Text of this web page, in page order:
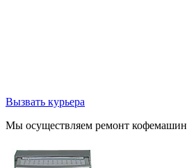
Вызвать курьера
Мы осуществляем ремонт кофемашин